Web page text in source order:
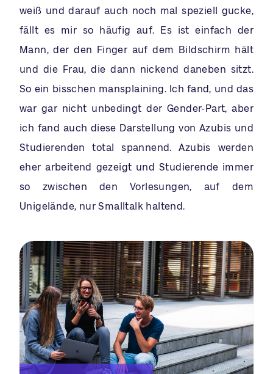
weiß und darauf auch noch mal speziell gucke,
fällt es mir so häufig auf. Es ist einfach der
Mann, der den Finger auf dem Bildschirm hält
und die Frau, die dann nickend daneben sitzt.
So ein bisschen mansplaining. Ich fand, und das
war gar nicht unbedingt der Gender-Part, aber
ich fand auch diese Darstellung von Azubis und
Studierenden total spannend. Azubis werden
eher arbeitend gezeigt und Studierende immer
so zwischen den Vorlesungen, auf dem
Unigelände, nur Smalltalk haltend.